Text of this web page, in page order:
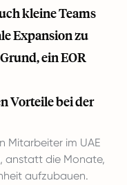
kleine Teams
Expansion zu
ein EOR
Vorteile bei der
Mitarbeiter im UAE
anstatt die Monate,
aufzubauen.